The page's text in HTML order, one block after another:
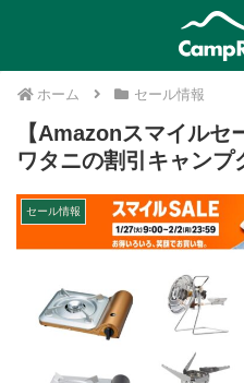
ホーム セール情報
【Amazonスマイルセ
ワタニの割引キャンプ
セール情報